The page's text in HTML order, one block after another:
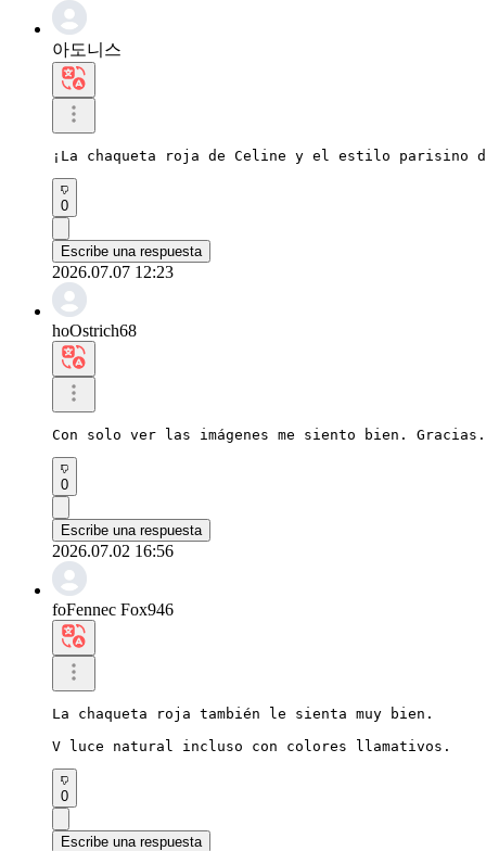
아도니스
¡La chaqueta roja de Celine y el estilo parisino de
0
Escribe una respuesta
2026.07.07 12:23
hoOstrich68
Con solo ver las imágenes me siento bien. Gracias.
0
Escribe una respuesta
2026.07.02 16:56
foFennec Fox946
La chaqueta roja también le sienta muy bien.
V luce natural incluso con colores llamativos.
0
Escribe una respuesta